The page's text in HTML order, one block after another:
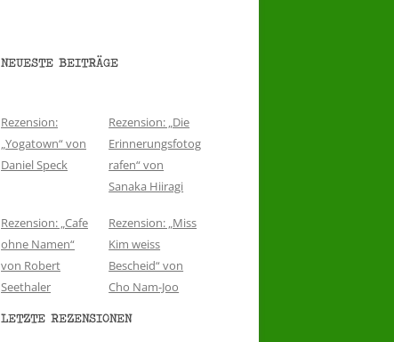
NEUESTE BEITRÄGE
Rezension:
„Yogatown“ von
Daniel Speck
Rezension: „Die
Erinnerungsfotog
rafen“ von
Sanaka Hiiragi
Rezension: „Cafe
ohne Namen“
von Robert
Seethaler
Rezension: „Miss
Kim weiss
Bescheid“ von
Cho Nam-Joo
LETZTE REZENSIONEN